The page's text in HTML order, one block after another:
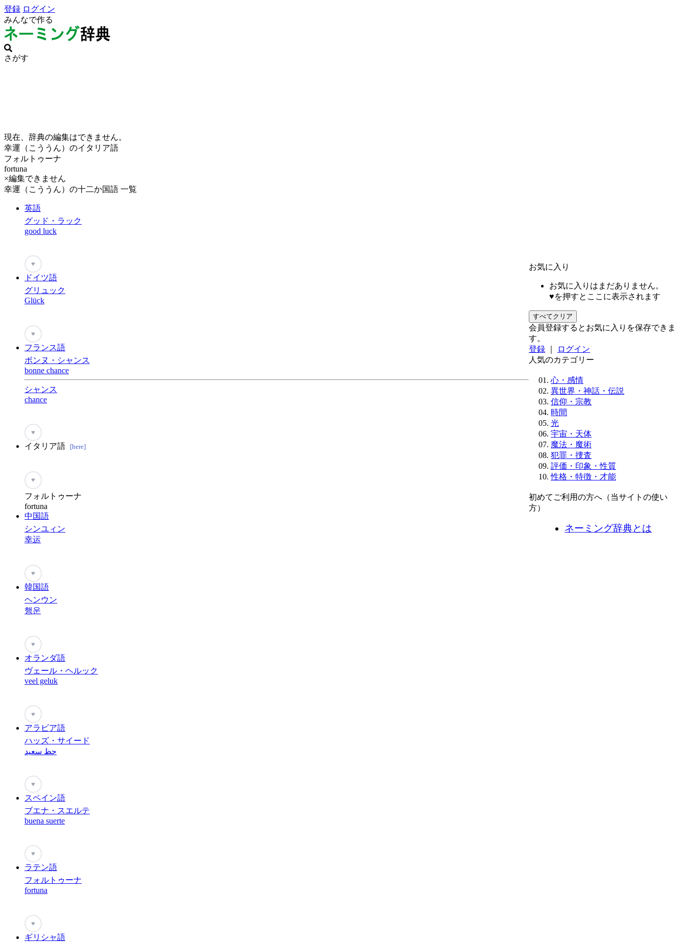
登録 ログイン
みんなで作る
さがす
現在、辞典の編集はできません。
幸運（こううん）のイタリア語
フォルトゥーナ
fortuna
×編集できません
幸運（こううん）の十二か国語 一覧
英語
グッド・ラック
good luck
♥
ドイツ語
グリュック
Glück
♥
フランス語
ボンヌ・シャンス
bonne chance
シャンス
chance
♥
イタリア語 [here]
♥
フォルトゥーナ
fortuna
中国語
シンユィン
幸运
♥
韓国語
ヘンウン
행운
♥
オランダ語
ヴェール・ヘルック
veel geluk
♥
アラビア語
ハッズ・サイード
حظ سعيد
♥
スペイン語
ブエナ・スエルテ
buena suerte
♥
ラテン語
フォルトゥーナ
fortuna
♥
ギリシャ語
お気に入り
お気に入りはまだありません。
♥を押すとここに表示されます
すべてクリア
会員登録するとお気に入りを保存できま
す。
登録
ログイン
人気のカテゴリー
心・感情
異世界・神話・伝説
信仰・宗教
時間
光
宇宙・天体
魔法・魔術
犯罪・捜査
評価・印象・性質
性格・特徴・才能
初めてご利用の方へ（当サイトの使い
方）
ネーミング辞典とは